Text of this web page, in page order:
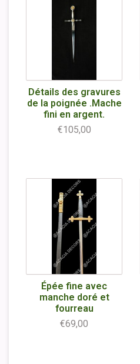
Détails des gravures
de la poignée .Mache
fini en argent.
€105,00
Épée fine avec
manche doré et
fourreau
€69,00